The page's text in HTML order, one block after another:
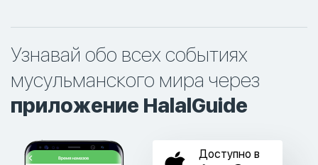
Узнавай обо всех событиях
мусульманского мира через
приложение HalalGuide
Доступно в